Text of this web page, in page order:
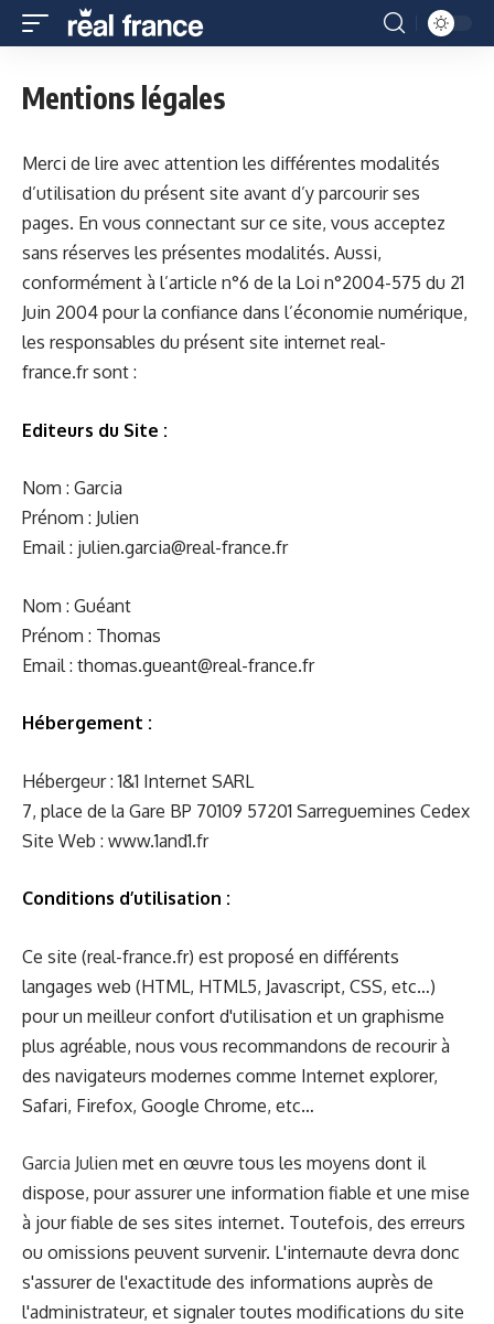
Mentions légales
Merci de lire avec attention les différentes modalités
d’utilisation du présent site avant d’y parcourir ses
pages. En vous connectant sur ce site, vous acceptez
sans réserves les présentes modalités. Aussi,
conformément à l’article n°6 de la Loi n°2004-575 du 21
Juin 2004 pour la confiance dans l’économie numérique,
les responsables du présent site internet real-
france.frsont :
Editeurs du Site :
Nom : Garcia
Prénom : Julien
Email : julien.garcia@real-france.fr
Nom : Guéant
Prénom : Thomas
Email : thomas.gueant@real-france.fr
Hébergement :
Hébergeur : 1&1 Internet SARL
7, place de la Gare BP 70109 57201 Sarreguemines Cedex
Site Web : www.1and1.fr
Conditions d’utilisation :
Ce site (real-france.fr) est proposé en différents
langages web (HTML, HTML5, Javascript, CSS, etc…)
pour un meilleur confort d'utilisation et un graphisme
plus agréable, nous vous recommandons de recourir à
des navigateurs modernes comme Internet explorer,
Safari, Firefox, Google Chrome, etc…
Garcia Julien met en œuvre tous les moyens dont il
dispose, pour assurer une information fiable et une mise
à jour fiable de ses sites internet. Toutefois, des erreurs
ou omissions peuvent survenir. L'internaute devra donc
s'assurer de l'exactitude des informations auprès de
l'administrateur, et signaler toutes modifications du site